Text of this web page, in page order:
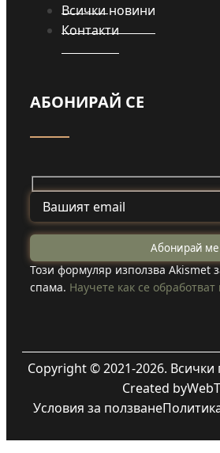
Всички новини
Контакти
АБОНИРАЙ СЕ
Този формуляр използва Akismet
спама. Научете как се
Copyright © 2021-2026. Всички
Created by
Условия за ползване